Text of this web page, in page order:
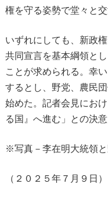
権を守る姿勢で堂々と
いずれにしても、新政
共同宣言を基本綱領と
ことが求められる。幸
するとし、野党、農民
始めた。記者会見にお
る国』へ進む」との決
※写真－李在明大統領
（２０２５年７月９日）